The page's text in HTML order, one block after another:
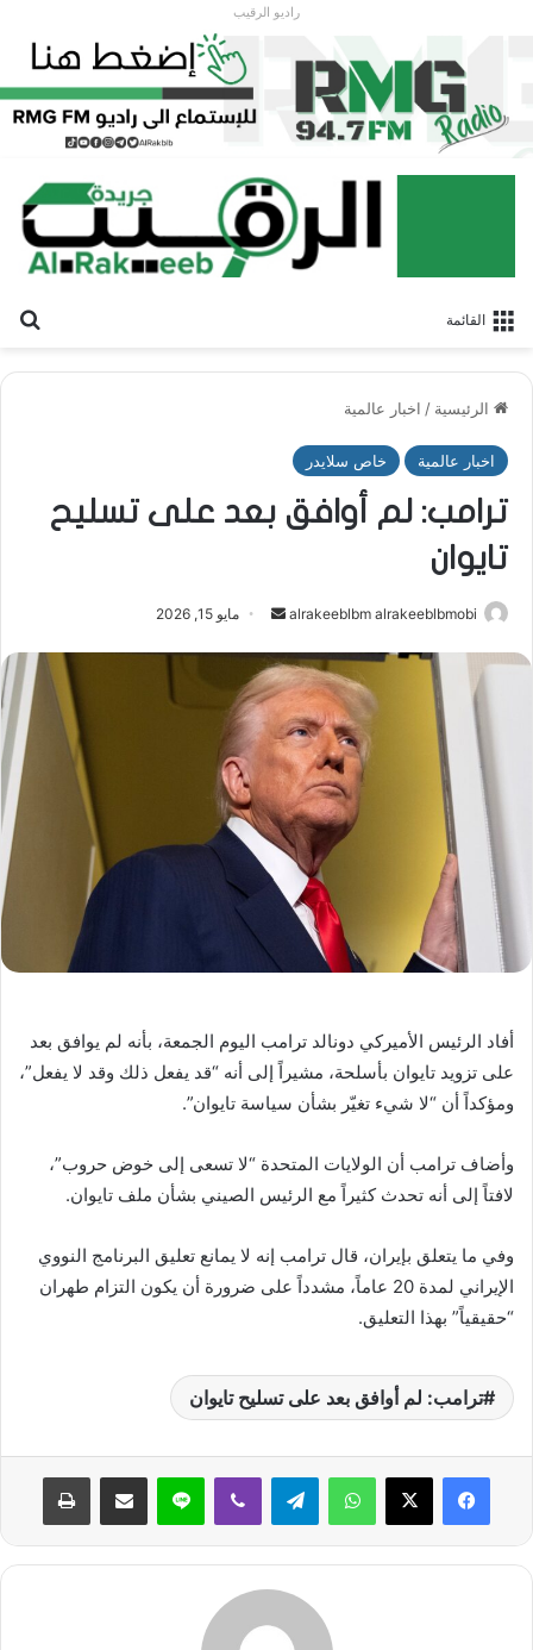
راديو الرقيب
القائمة
الرئيسية / اخبار عالمية
اخبار عالمية خاص سلايدر
ترامب: لم أوافق بعد على تسليح
تايوان
alrakeeblbm alrakeeblbmobi
أرسل
إلكترونيا
مايو 15, 2026
أفاد الرئيس الأميركي دونالد ترامب اليوم الجمعة، بأنه لم يوافق بعد
على تزويد تايوان بأسلحة، مشيراً إلى أنه “قد يفعل ذلك وقد لا يفعل”،
ومؤكداً أن “لا شيء تغيّر بشأن سياسة تايوان”.
وأضاف ترامب أن الولايات المتحدة “لا تسعى إلى خوض حروب”،
لافتاً إلى أنه تحدث كثيراً مع الرئيس الصيني بشأن ملف تايوان.
وفي ما يتعلق بإيران، قال ترامب إنه لا يمانع تعليق البرنامج النووي
الإيراني لمدة 20 عاماً، مشدداً على ضرورة أن يكون التزام طهران
“حقيقياً” بهذا التعليق.
ترامب: لم أوافق بعد على تسليح تايوان
واتساب تيلقرام ڤايبر لاين مشاركة عبر البريد طباعة